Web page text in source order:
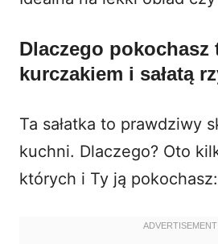
Dlaczego pokochasz
kurczakiem i sałatą
Ta sałatka to prawdziwy
kuchni. Dlaczego? Oto
których i Ty ją pokochasz: